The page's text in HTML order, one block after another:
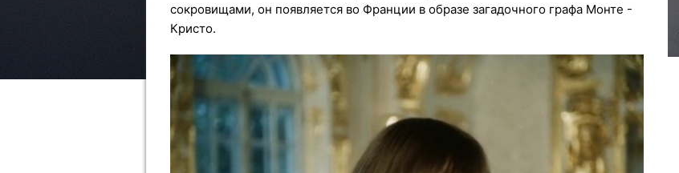
сокровищами, он появляется во Франции в образе загадочного графа Монте -
Кристо.